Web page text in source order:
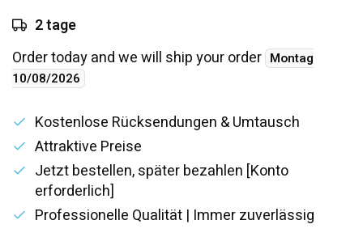
2 tage
Order today and we will ship your order Montag
10/08/2026
Kostenlose Rücksendungen & Umtausch
Attraktive Preise
Jetzt bestellen, später bezahlen [Konto
erforderlich]
Professionelle Qualität | Immer zuverlässig